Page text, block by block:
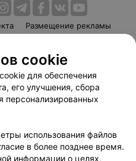
Размещение рекламы
Способы оплаты
Партнеры
103.by
данных
cookie
для обеспечения
его улучшения, сбора
персонализированных
использования файлов
в более позднее время.
информации о целях,